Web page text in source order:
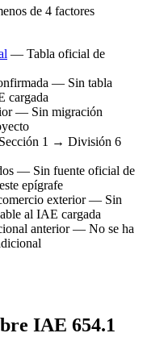
de 4 factores
— Tabla oficial de
— Sin tabla
cargada
— Sin migración
1 → División 6
— Sin fuente oficial de
epígrafe
exterior— Sin
al IAE cargada
anterior— No se ha
IAE 654.1